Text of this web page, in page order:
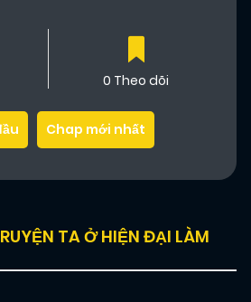
0 Theo dõi
Chap mới nhất
TA Ở HIỆN ĐẠI LÀM